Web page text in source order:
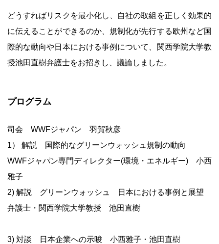
どうすればリスクを最小化し、自社の取組を正しく効果的
に伝えることができるのか、規制化が先行する欧州など国
際的な動向や日本における事例について、関西学院大学教
授池田直樹弁護士をお招きし、議論しました。
プログラム
司会 WWFジャパン 羽賀秋彦
1） 解説 国際的なグリーンウォッシュ規制の動向
WWFジャパン専門ディレクター(環境・エネルギー) 小西
雅子
2) 解説 グリーンウォッシュ 日本における事例と展望
弁護士・関西学院大学教授 池田直樹
3) 対談 日本企業への示唆 小西雅子・池田直樹